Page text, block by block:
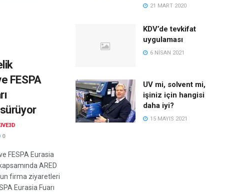
FESPA
sürüyor
0
FESPA Eurasia
ARED
firma ziyaretleri
Eurasia Fuarı
21 MART 2020
KDV’de tevkifat
uygulaması
6 NISAN 2021
UV mi, solvent mi,
işiniz için hangisi
daha iyi?
15 MAYIS 2021